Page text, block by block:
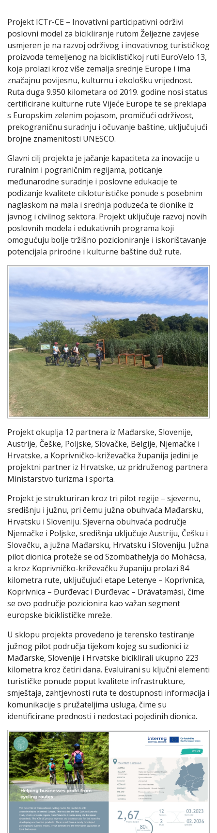
Projekt ICTr-CE – Inovativni participativni održivi
poslovni model za bicikliranje rutom Željezne zavjese
usmjeren je na razvoj održivog i inovativnog turističkog
proizvoda temeljenog na biciklističkoj ruti EuroVelo 13,
koja prolazi kroz više zemalja srednje Europe i ima
značajnu povijesnu, kulturnu i ekološku vrijednost.
Ruta duga 9.950 kilometara od 2019. godine nosi status
certificirane kulturne rute Vijeće Europe te se preklapa
s Europskim zelenim pojasom, promičući održivost,
prekograničnu suradnju i očuvanje baštine, uključujući
brojne znamenitosti UNESCO.
Glavni cilj projekta je jačanje kapaciteta za inovacije u
ruralnim i pograničnim regijama, poticanje
međunarodne suradnje i poslovne edukacije te
podizanje kvalitete cikloturističke ponude s posebnim
naglaskom na mala i srednja poduzeća te dionike iz
javnog i civilnog sektora. Projekt uključuje razvoj novih
poslovnih modela i edukativnih programa koji
omogućuju bolje tržišno pozicioniranje i iskorištavanje
potencijala prirodne i kulturne baštine duž rute.
Projekt okuplja 12 partnera iz Mađarske, Slovenije,
Austrije, Češke, Poljske, Slovačke, Belgije, Njemačke i
Hrvatske, a Koprivničko-križevačka županija jedini je
projektni partner iz Hrvatske, uz pridruženog partnera
Ministarstvo turizma i sporta.
Projekt je strukturiran kroz tri pilot regije – sjevernu,
središnju i južnu, pri čemu južna obuhvaća Mađarsku,
Hrvatsku i Sloveniju. Sjeverna obuhvaća područje
Njemačke i Poljske, središnja uključuje Austriju, Češku i
Slovačku, a južna Mađarsku, Hrvatsku i Sloveniju. Južna
pilot dionica proteže se od Szombathelyja do Mohácsa,
a kroz Koprivničko-križevačku županiju prolazi 84
kilometra rute, uključujući etape Letenye – Koprivnica,
Koprivnica – Đurđevac i Đurđevac – Drávatamási, čime
se ovo područje pozicionira kao važan segment
europske biciklističke mreže.
U sklopu projekta provedeno je terensko testiranje
južnog pilot područja tijekom kojeg su sudionici iz
Mađarske, Slovenije i Hrvatske biciklirali ukupno 223
kilometra kroz četiri dana. Evaluirani su ključni elementi
turističke ponude poput kvalitete infrastrukture,
smještaja, zahtjevnosti ruta te dostupnosti informacija i
komunikacije s pružateljima usluga, čime su
identificirane prednosti i nedostaci pojedinih dionica.